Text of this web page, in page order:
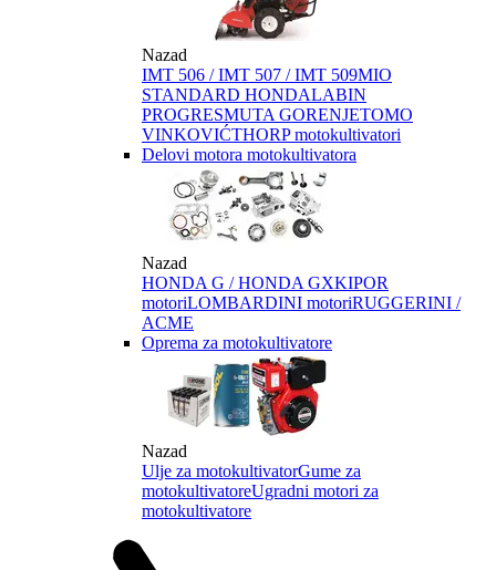
Nazad
IMT 506 / IMT 507 / IMT 509MIO
STANDARD HONDALABIN
PROGRESMUTA GORENJETOMO
VINKOVIĆTHORP motokultivatori
Delovi motora motokultivatora
Nazad
HONDA G / HONDA GXKIPOR
motoriLOMBARDINI motoriRUGGERINI /
ACME
Oprema za motokultivatore
Nazad
Ulje za motokultivatorGume za
motokultivatoreUgradni motori za
motokultivatore